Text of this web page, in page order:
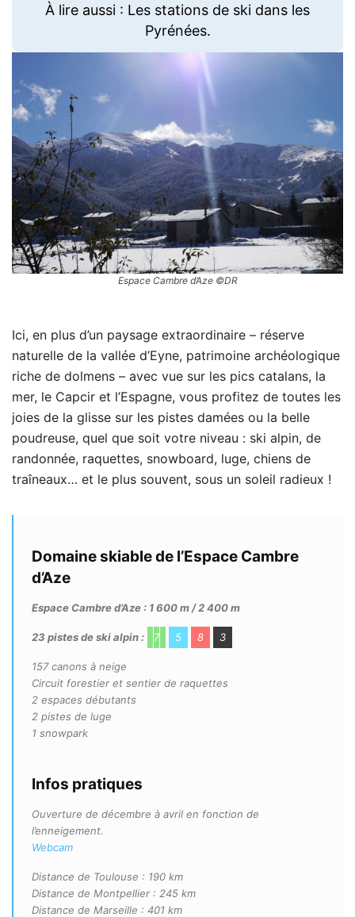
À lire aussi : Les stations de ski dans les
Pyrénées.
Espace Cambre d’Aze ©DR
Ici, en plus d’un paysage extraordinaire – réserve
naturelle de la vallée d’Eyne, patrimoine archéologique
riche de dolmens – avec vue sur les pics catalans, la
mer, le Capcir et l’Espagne, vous profitez de toutes les
joies de la glisse sur les pistes damées ou la belle
poudreuse, quel que soit votre niveau : ski alpin, de
randonnée, raquettes, snowboard, luge, chiens de
traîneaux… et le plus souvent, sous un soleil radieux !
Domaine skiable de l’Espace Cambre
d’Aze
Espace Cambre d’Aze : 1 600 m / 2 400 m
23 pistes de ski alpin : 7 5 8 3
157 canons à neige
Circuit forestier et sentier de raquettes
2 espaces débutants
2 pistes de luge
1 snowpark
Infos pratiques
Ouverture de décembre à avril en fonction de
l’enneigement.
Webcam
Distance de Toulouse : 190 km
Distance de Montpellier : 245 km
Distance de Marseille : 401 km